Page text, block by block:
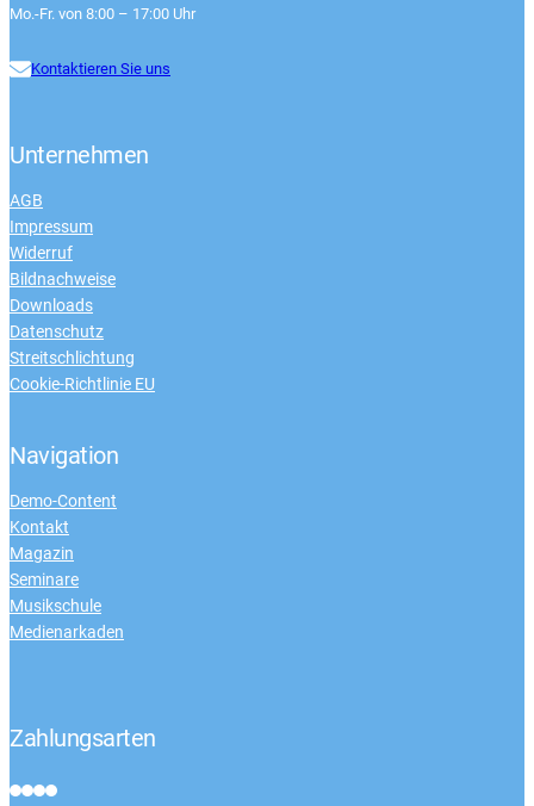
Mo.-Fr. von 8:00 – 17:00 Uhr
Kontaktieren Sie uns
Unternehmen
AGB
Impressum
Widerruf
Bildnachweise
Downloads
Datenschutz
Streitschlichtung
Cookie-Richtlinie EU
Navigation
Demo-Content
Kontakt
Magazin
Seminare
Musikschule
Medienarkaden
Zahlungsarten